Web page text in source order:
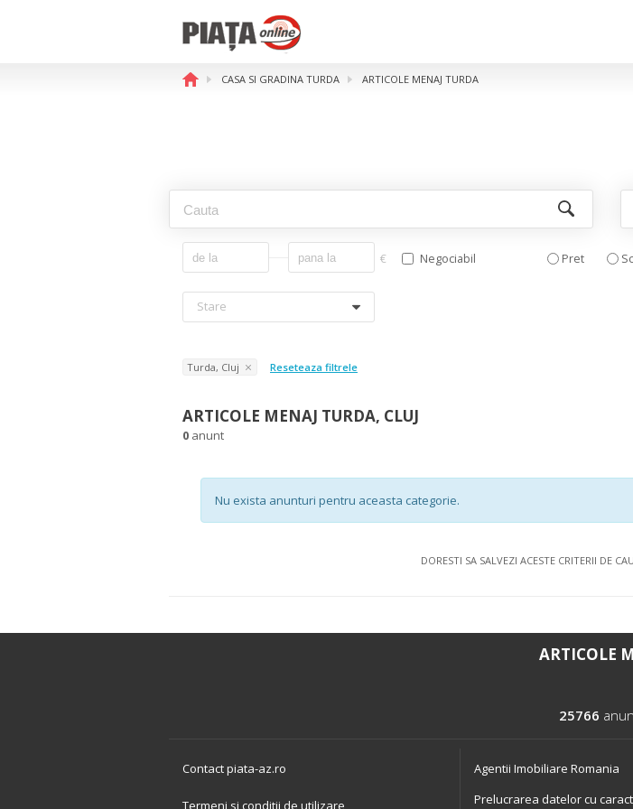
CASA SI GRADINA TURDA ARTICOLE MENAJ TURDA
€ Negociabil Pret
Stare
Turda, Cluj Reseteaza filtrele
ARTICOLE MENAJ TURDA, CLUJ
0 anunt
Nu exista anunturi pentru aceasta categorie.
DORESTI SA SALVEZI ACESTE CRITERII DE
ARTICOLE
25766
Contact piata-az.ro
Termeni si conditii de utilizare
Agentii Imobiliare Romania
Prelucrarea datelor cu